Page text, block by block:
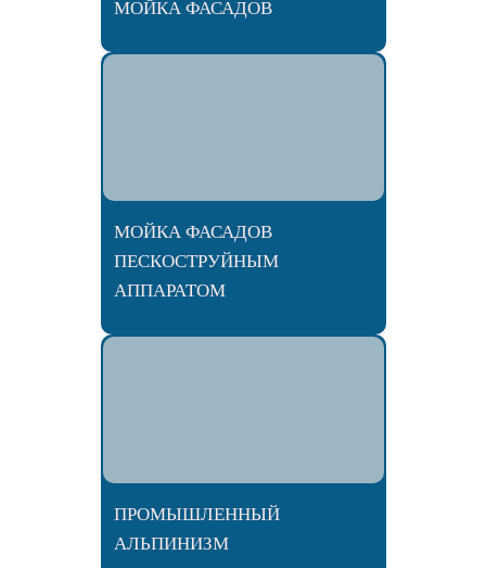
МОЙКА ФАСАДОВ
МОЙКА ФАСАДОВ
ПЕСКОСТРУЙНЫМ
АППАРАТОМ
ПРОМЫШЛЕННЫЙ
АЛЬПИНИЗМ